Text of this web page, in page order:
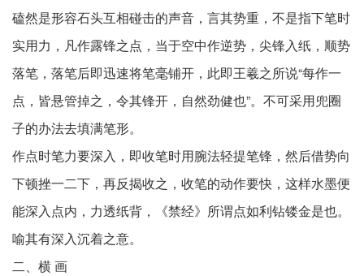
磕然是形容石头互相碰击的声音，言其势重，不是指下笔时
实用力，凡作露锋之点，当于空中作逆势，尖锋入纸，顺势
落笔，落笔后即迅速将笔毫铺开，此即王羲之所说“每作一
点，皆悬管掉之，令其锋开，自然劲健也”。不可采用兜圈
子的办法去填满笔形。
作点时笔力要深入，即收笔时用腕法轻提笔锋，然后借势向
下顿挫一二下，再反揭收之，收笔的动作要快，这样水墨便
能深入点内，力透纸背，《禁经》所谓点如利钻镂金是也。
喻其有深入沉着之意。
二、横 画